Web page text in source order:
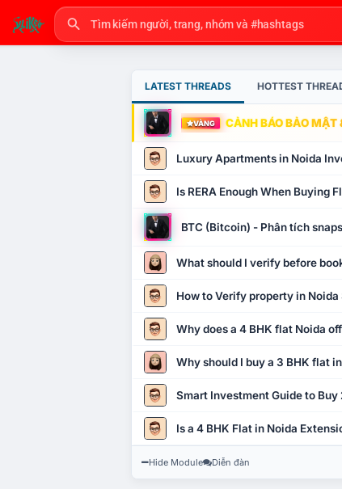
LATEST THREADS HOTTEST
VÀNG CẢNH BÁO BẢO MẬT
Luxury Apartments in Noida
Is RERA Enough When Buying
BTC (Bitcoin) - Phân tích
What should I verify before
How to Verify property in Noida
Why does a 4 BHK flat Noida
Why should I buy a 3 BHK flat
Smart Investment Guide to Buy
Is a 4 BHK Flat in Noida
Hide Module Diễn đàn